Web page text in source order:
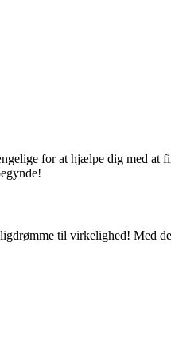
for at hjælpe dig med
til virkelighed! Med